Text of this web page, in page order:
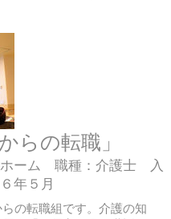
らの転職」
ホーム 職種：介護士 入
年５月
の転職組です。介護の知